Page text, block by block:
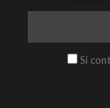
Si